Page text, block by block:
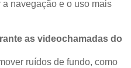
navegação e o uso mais
as videochamadas do
ruídos de fundo, como